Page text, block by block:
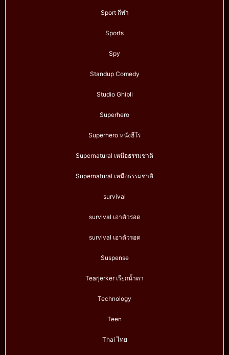
Sport กีฬา
Sports
Spy
Standup Comedy
Studio Ghibli
Superhero
Superhero หนังฮีโร่
Supernatural เหนือธรรมชาติ
Supernatural เหนือธรรมชาติ
survival
survival เอาตัวรอด
survival เอาตัวรอด
Suspense
Tearjerker เรียกน้ำตา
Technology
Teen
Thai ไทย